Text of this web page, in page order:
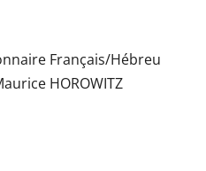
Français/Hébreu
HOROWITZ